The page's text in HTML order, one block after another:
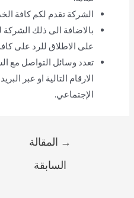
الشركة تقدم لكم كافة
بالاضافة الى ذلك
على الاطلاق للرد على
تعدد وسائل التواصل مع
الارقام التالية او عبر
الإجتماعي.
→ المقالة
السابقة